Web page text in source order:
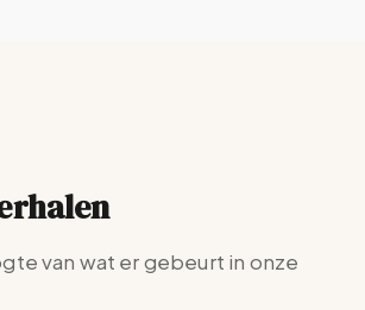
van wat er gebeurt in onze